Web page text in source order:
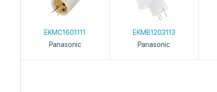
EKMC1601111
Panasonic
EKMB1203113
Panasonic